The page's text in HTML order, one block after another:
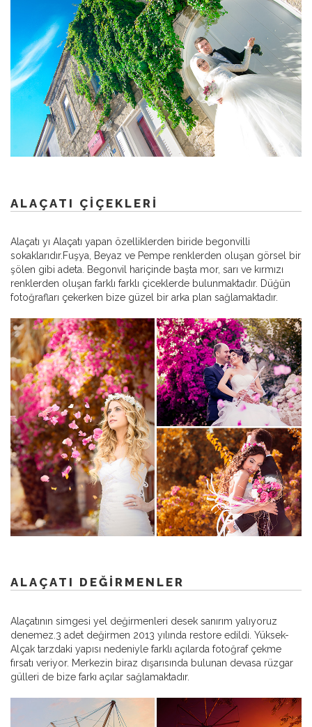
ALAÇATI ÇIÇEKLERI
Alaçatı yı Alaçatı yapan özelliklerden biride begonvilli
sokaklarıdır.Fuşya, Beyaz ve Pempe renklerden oluşan görsel bir
şölen gibi adeta. Begonvil hariçinde başta mor, sarı ve kırmızı
renklerden oluşan farklı farklı çiceklerde bulunmaktadır. Düğün
fotoğrafları çekerken bize güzel bir arka plan sağlamaktadır.
ALAÇATI DEĞIRMENLER
Alaçatının simgesi yel değirmenleri desek sanırım yalıyoruz
denemez.3 adet değirmen 2013 yılında restore edildi. Yüksek-
Alçak tarzdaki yapısı nedeniyle farklı açılarda fotoğraf çekme
fırsatı veriyor. Merkezin biraz dışarısında bulunan devasa rüzgar
gülleri de bize farkı açılar sağlamaktadır.